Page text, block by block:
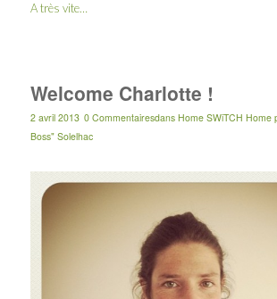
A très vite…
Welcome Charlotte !
2 avril 2013 0 Commentairesdans Home SWiTCH Home
Boss" Solelhac